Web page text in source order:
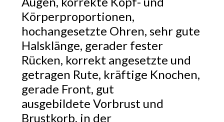
Körperproportionen,
hochangesetzte Ohren, sehr gute
Halsklänge, gerader fester
Rücken, korrekt angesetzte und
getragen Rute, kräftige Knochen,
gerade Front, gut
ausgebildete Vorbrust und
Brustkorb, in der